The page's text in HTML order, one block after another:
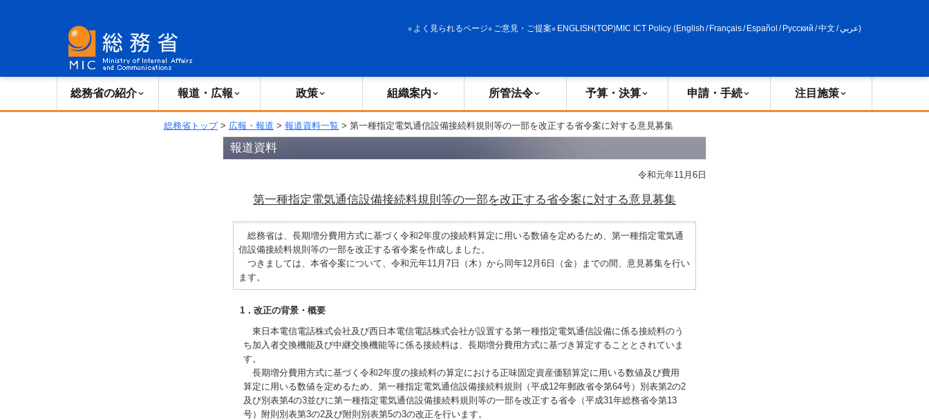
よく見られるページ ご意見・ご提案 ENGLISH(TOP)MIC ICT Policy (English / Français/ Español / Русский /中文 /عربي)
総務省の紹介 報道・広報 政策 組織案内 所管法令 予算・決算 申請・手続 注目施策
総務省トップ> 広報・報道 > 報道資料一覧 > 第一種指定電気通信設備接続料規則等の一部を改正する省令案に対する意見募集
報道資料
令和元年11月6日
第一種指定電気通信設備接続料規則等の一部を改正する省令案に対する意見募集
総務省は、長期増分費用方式に基づく令和2年度の接続料算定に用いる数値を定めるため、第一種指定電気通
信設備接続料規則等の一部を改正する省令案を作成しました。
つきましては、本省令案について、令和元年11月7日（木）から同年12月6日（金）までの間、意見募集を行い
ます。
1．改正の背景・概要
東日本電信電話株式会社及び西日本電信電話株式会社が設置する第一種指定電気通信設備に係る接続料のう
ち加入者交換機能及び中継交換機能等に係る接続料は、長期増分費用方式に基づき算定することとされていま
す。
長期増分費用方式に基づく令和2年度の接続料の算定における正味固定資産価額算定に用いる数値及び費用
算定に用いる数値を定めるため、第一種指定電気通信設備接続料規則（平成12年郵政省令第64号）別表第2の2
及び別表第4の3並びに第一種指定電気通信設備接続料規則等の一部を改正する省令（平成31年総務省令第13
号）附則別表第3の2及び附則別表第5の3の改正を行います。